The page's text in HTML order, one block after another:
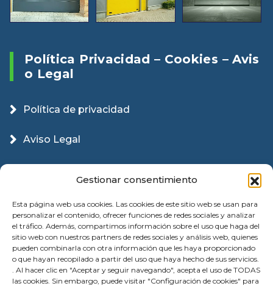
Gestionar consentimiento
Esta página web usa cookies. Las cookies de este sitio web se usan para
personalizar el contenido, ofrecer funciones de redes sociales y analizar
el tráfico. Además, compartimos información sobre el uso que haga del
sitio web con nuestros partners de redes sociales y análisis web, quienes
pueden combinarla con otra información que les haya proporcionado
o que hayan recopilado a partir del uso que haya hecho de sus servicios.
. Al hacer clic en "Aceptar y seguir navegando", acepta el uso de TODAS
las cookies. Sin embargo, puede visitar "Configuración de cookies" para
Política Privacidad – Cookies – Avis
O Legal
Política de privacidad
Aviso Legal